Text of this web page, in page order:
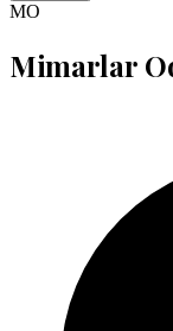
MO
Mimarlar